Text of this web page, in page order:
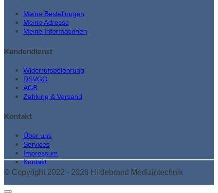
Meine Bestellungen
Meine Adresse
Meine Informationen
Kundendienst
Widerrufsbelehrung
DSVGO
AGB
Zahlung & Versand
Kontakt
Über uns
Services
Impressum
Kontakt
© Copyright 2022 - 2026 Hildebrand Medizintechnik